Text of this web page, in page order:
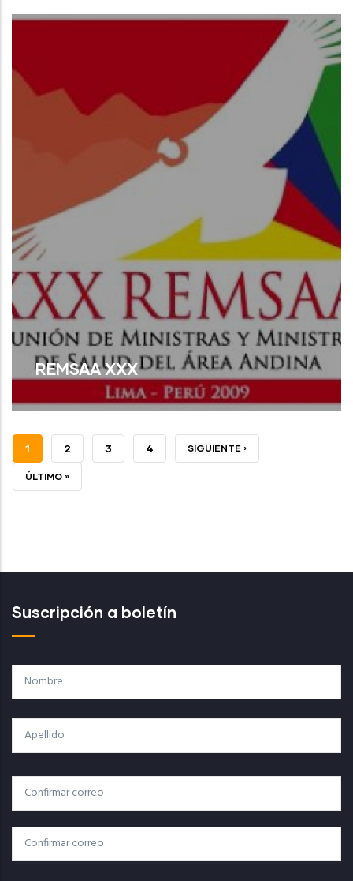
REMSAA XXX
Read More
PÁGINA
ACTUAL
1 PAGE
2 PAGE
3 PAGE
4 SIGUIENTE
SIGUIENTE ›
ÚLTIMA
ÚLTIMO »
Suscripción a boletín
Nombre
Apellido
Correo
Electrónico
Correo Electrónico
Confirmar Correo